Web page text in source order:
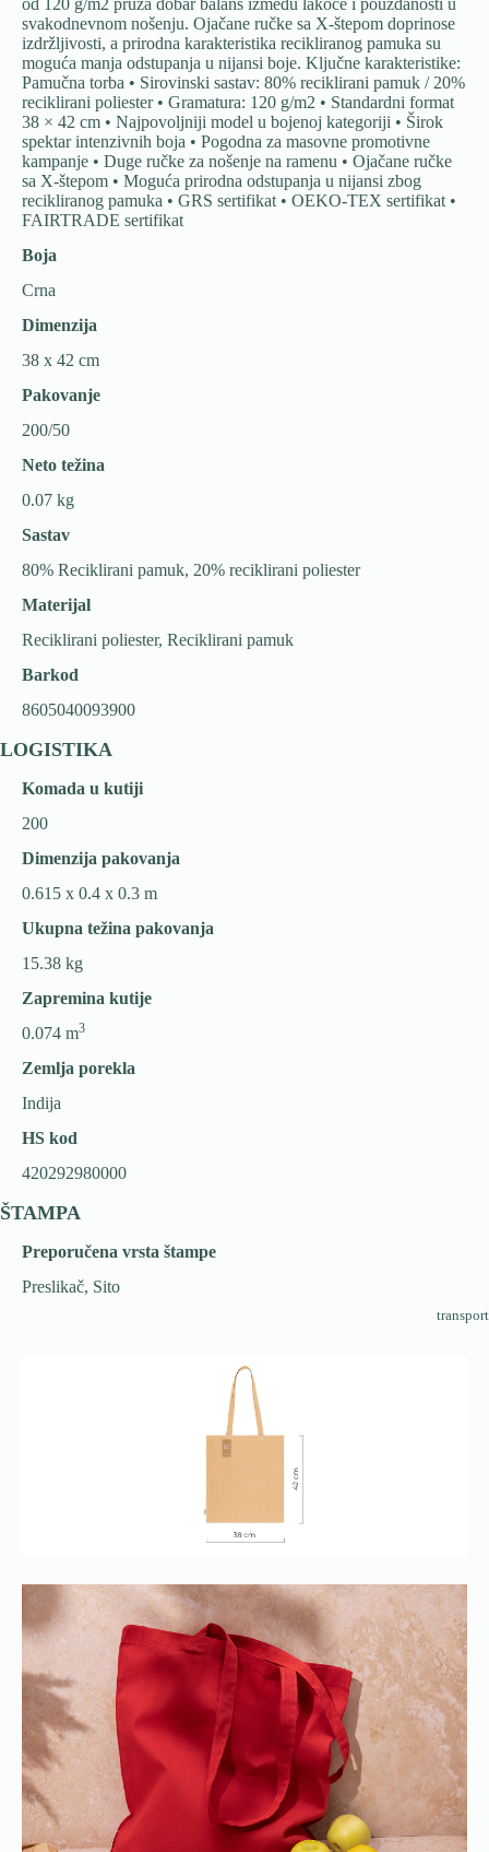
od 120 g/m2 pruža dobar balans između lakoće i pouzdanosti u
svakodnevnom nošenju. Ojačane ručke sa X-štepom doprinose
izdržljivosti, a prirodna karakteristika recikliranog pamuka su
moguća manja odstupanja u nijansi boje. Ključne karakteristike:
Pamučna torba • Sirovinski sastav: 80% reciklirani pamuk / 20%
reciklirani poliester • Gramatura: 120 g/m2 • Standardni format
38 × 42 cm • Najpovoljniji model u bojenoj kategoriji • Širok
spektar intenzivnih boja • Pogodna za masovne promotivne
kampanje • Duge ručke za nošenje na ramenu • Ojačane ručke
sa X-štepom • Moguća prirodna odstupanja u nijansi zbog
recikliranog pamuka • GRS sertifikat • OEKO-TEX sertifikat •
FAIRTRADE sertifikat
Boja
Crna
Dimenzija
38 x 42 cm
Pakovanje
200/50
Neto težina
0.07 kg
Sastav
80% Reciklirani pamuk, 20% reciklirani poliester
Materijal
Reciklirani poliester, Reciklirani pamuk
Barkod
8605040093900
LOGISTIKA
Komada u kutiji
200
Dimenzija pakovanja
0.615 x 0.4 x 0.3 m
Ukupna težina pakovanja
15.38 kg
Zapremina kutije
0.074 m3
Zemlja porekla
Indija
HS kod
420292980000
ŠTAMPA
Preporučena vrsta štampe
Preslikač, Sito
transport